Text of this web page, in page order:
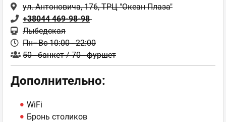
ул. Антоновича, 176, ТРЦ "Океан Плаза"
+38044 469-98-98
Лыбедская
Пн–Вс 10:00 - 22:00
50 - банкет / 70 - фуршет
Дополнительно:
WiFi
Бронь столиков